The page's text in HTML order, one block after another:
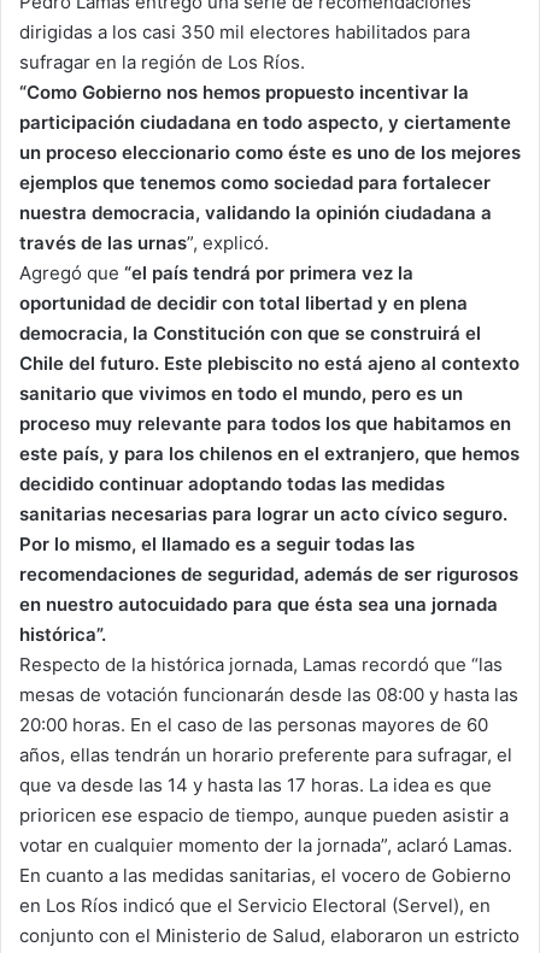
dirigidas a los casi 350 mil electores habilitados para
sufragar en la región de Los Ríos.
“Como Gobierno nos hemos propuesto incentivar la
participación ciudadana en todo aspecto, y ciertamente
un proceso eleccionario como éste es uno de los mejores
ejemplos que tenemos como sociedad para fortalecer
nuestra democracia, validando la opinión ciudadana a
través de las urnas”, explicó.
Agregó que “el país tendrá por primera vez la
oportunidad de decidir con total libertad y en plena
democracia, la Constitución con que se construirá el
Chile del futuro. Este plebiscito no está ajeno al contexto
sanitario que vivimos en todo el mundo, pero es un
proceso muy relevante para todos los que habitamos en
este país, y para los chilenos en el extranjero, que hemos
decidido continuar adoptando todas las medidas
sanitarias necesarias para lograr un acto cívico seguro.
Por lo mismo, el llamado es a seguir todas las
recomendaciones de seguridad, además de ser rigurosos
en nuestro autocuidado para que ésta sea una jornada
histórica”.
Respecto de la histórica jornada, Lamas recordó que “las
mesas de votación funcionarán desde las 08:00 y hasta las
20:00 horas. En el caso de las personas mayores de 60
años, ellas tendrán un horario preferente para sufragar, el
que va desde las 14 y hasta las 17 horas. La idea es que
prioricen ese espacio de tiempo, aunque pueden asistir a
votar en cualquier momento der la jornada”, aclaró Lamas.
En cuanto a las medidas sanitarias, el vocero de Gobierno
en Los Ríos indicó que el Servicio Electoral (Servel), en
conjunto con el Ministerio de Salud, elaboraron un estricto